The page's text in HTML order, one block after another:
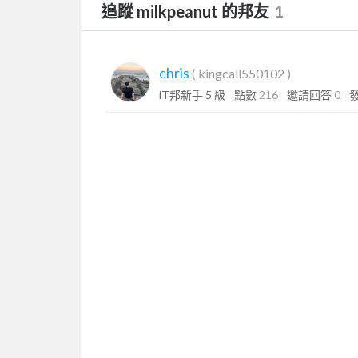
追蹤 milkpeanut 的邦友 1
chris ( kingcall550102 )
iT邦新手 5 級 點數 216 邀請回答 0